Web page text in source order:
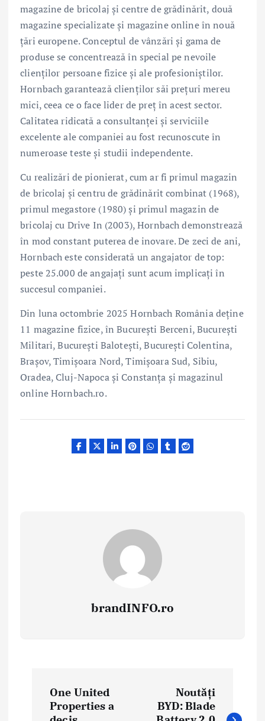
magazine de bricolaj și centre de grădinărit, două
magazine specializate și magazine online în nouă
țări europene. Conceptul de vânzări și gama de
produse se concentrează în special pe nevoile
clienților persoane fizice și ale profesioniștilor.
Hornbach garantează clienților săi prețuri mereu
mici, ceea ce o face lider de preț în acest sector.
Calitatea ridicată a consultanței și serviciile
excelente ale companiei au fost recunoscute în
numeroase teste și studii independente.
Cu realizări de pionierat, cum ar fi primul magazin
de bricolaj și centru de grădinărit combinat (1968),
primul megastore (1980) și primul magazin de
bricolaj cu Drive In (2003), Hornbach demonstrează
în mod constant puterea de inovare. De zeci de ani,
Hornbach este considerată un angajator de top:
peste 25.000 de angajați sunt acum implicați în
succesul companiei.
Din luna octombrie 2025 Hornbach România deține
11 magazine fizice, în București Berceni, București
Militari, București Balotești, București Colentina,
Brașov, Timișoara Nord, Timișoara Sud, Sibiu,
Oradea, Cluj-Napoca și Constanța și magazinul
online Hornbach.ro.
brandINFO.ro
One United
Properties a
Noutăți
BYD: Blade